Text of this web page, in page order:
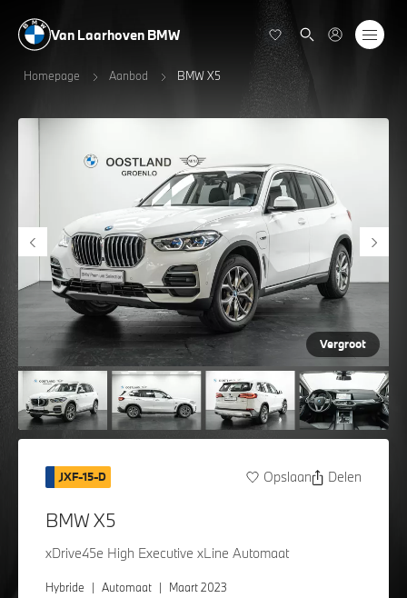
Van Laarhoven BMW
Homepage Aanbod BMW X5
Vergroot
JXF-15-D Opslaan Delen
BMW X5
xDrive45e High Executive xLine Automaat
Hybride | Automaat | Maart 2023